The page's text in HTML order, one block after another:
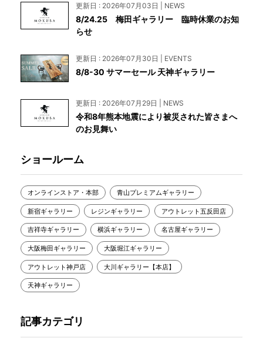
更新日 : 2026年07月03日 | NEWS
8/24.25 梅田ギャラリー 臨時休業のお知
らせ
更新日 : 2026年07月30日 | EVENTS
8/8-30 サマーセール 天神ギャラリー
更新日 : 2026年07月29日 | NEWS
令和8年熊本地震により被災された皆さまへ
のお見舞い
ショールーム
オンラインストア・本部 青山プレミアムギャラリー
新宿ギャラリー レジンギャラリー アウトレット五反田店
吉祥寺ギャラリー 横浜ギャラリー 名古屋ギャラリー
大阪梅田ギャラリー 大阪堀江ギャラリー
アウトレット神戸店 大川ギャラリー【本店】
天神ギャラリー
記事カテゴリ